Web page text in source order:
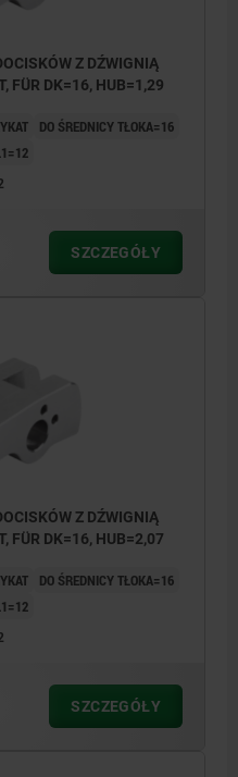
FÜR DK=16, HUB=1,29
DO ŚREDNICY TŁOKA=16
SZCZEGÓŁY
FÜR DK=16, HUB=2,07
DO ŚREDNICY TŁOKA=16
SZCZEGÓŁY